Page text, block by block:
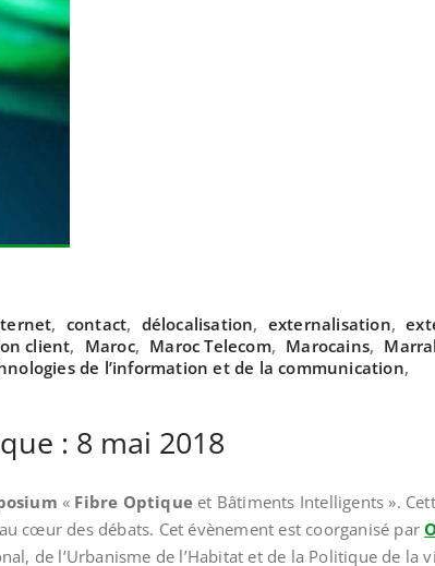
, contact, délocalisation, externalisation,
client, Maroc, Maroc Telecom, Marocains,
de l’information et de la communication,
: 8 mai 2018
« Fibre Optique et Bâtiments Intelligents ».
cœur des débats. Cet évènement est coorganisé par
de l’Urbanisme de l’Habitat et de la Politique de la